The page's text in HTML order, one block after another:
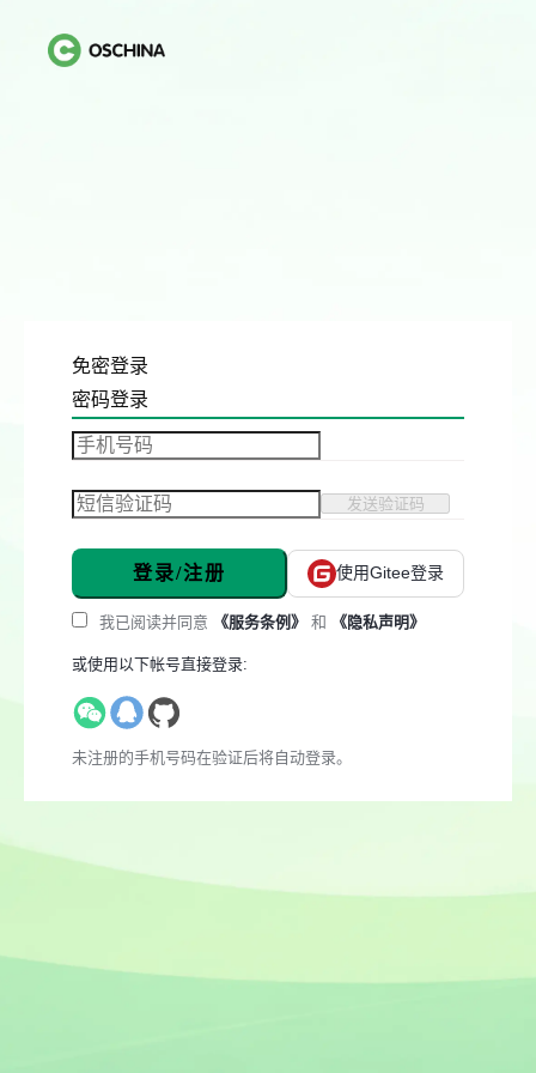
免密登录
密码登录
发送验证码
登录/注册 使用Gitee登录
我已阅读并同意 《服务条例》 和 《隐私声明》
或使用以下帐号直接登录:
未注册的手机号码在验证后将自动登录。